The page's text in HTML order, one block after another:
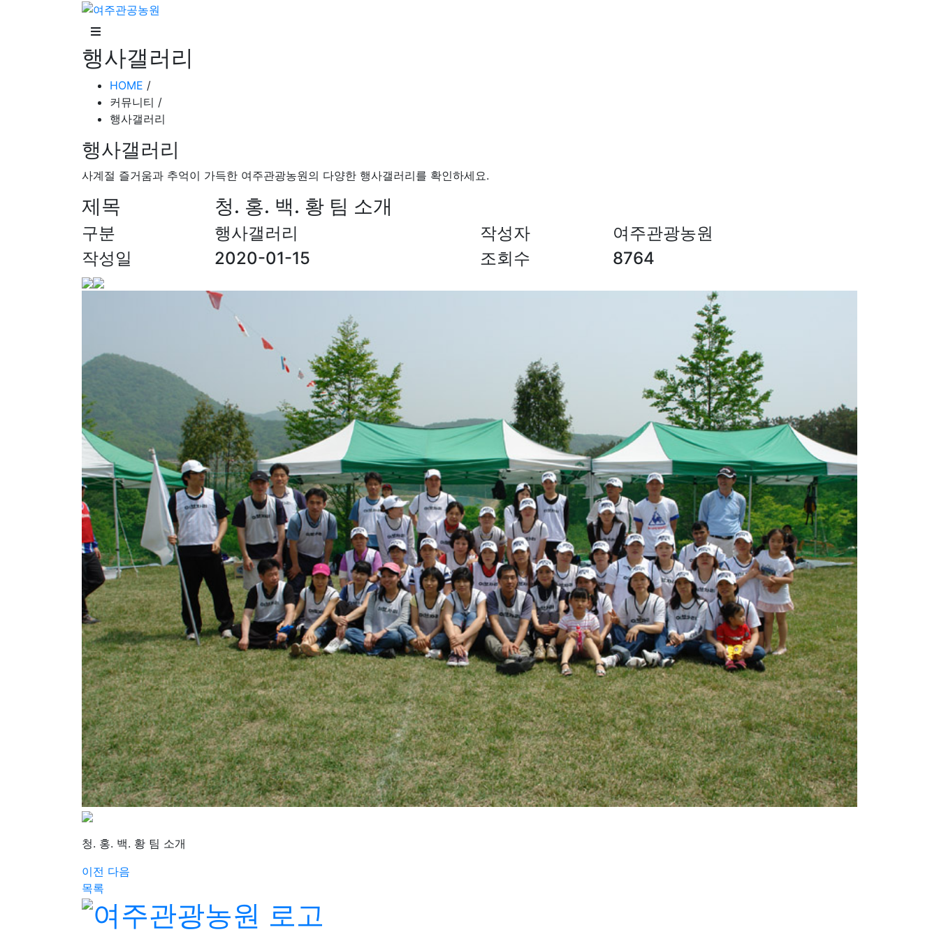
행사갤러리
HOME /
커뮤니티 /
행사갤러리
행사갤러리
사계절 즐거움과 추억이 가득한 여주관광농원의 다양한 행사갤러리를 확인하세요.
제목 청. 홍. 백. 황 팀 소개
구분 행사갤러리 작성자
여주관광농원
작성일
2020-01-15 조회수 8764
청. 홍. 백. 황 팀 소개
이전 다음
목록